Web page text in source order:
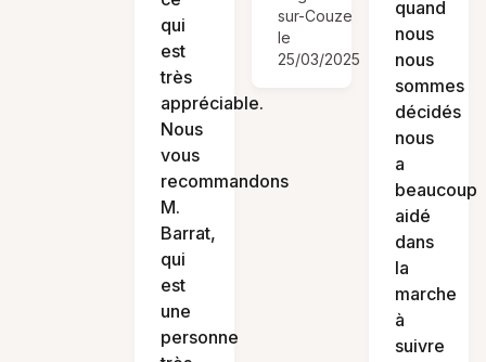
qui
est
très
appréciable.
Nous
vous
recommandons
M.
Barrat,
qui
est
une
personne
sur-Couze
le
25/03/2025
quand
nous
nous
sommes
décidés
nous
a
beaucoup
aidé
dans
la
marche
à
suivre